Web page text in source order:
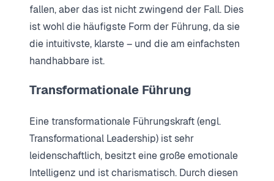
fallen, aber das ist nicht zwingend der Fall. Dies
ist wohl die häufigste Form der Führung, da sie
die intuitivste, klarste – und die am einfachsten
handhabbare ist.
Transformationale Führung
Eine transformationale Führungskraft (engl.
Transformational Leadership) ist sehr
leidenschaftlich, besitzt eine große emotionale
Intelligenz und ist charismatisch. Durch diesen